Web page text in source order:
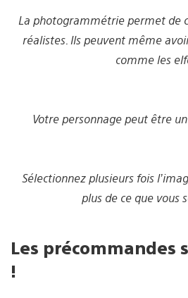
La photogrammétrie permet de
réalistes. Ils peuvent même
comme les
Votre personnage peut être
Sélectionnez plusieurs fois
plus de ce que vous
Les précommandes
!